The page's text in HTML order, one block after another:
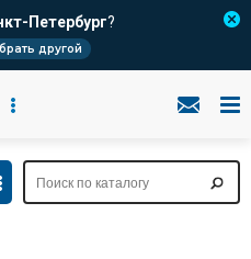
Петербург?
другой